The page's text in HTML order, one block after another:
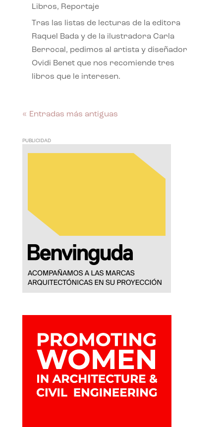
Libros, Reportaje
Tras las listas de lecturas de la editora
Raquel Bada y de la ilustradora Carla
Berrocal, pedimos al artista y diseñador
Ovidi Benet que nos recomiende tres
libros que le interesen.
« Entradas más antiguas
PUBLICIDAD